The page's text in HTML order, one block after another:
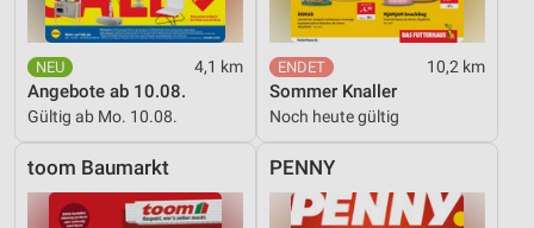
4,1 km
Angebote ab 10.08.
Gültig ab Mo. 10.08.
10,2 km
Sommer Knaller
Noch heute gültig
toom Baumarkt PENNY